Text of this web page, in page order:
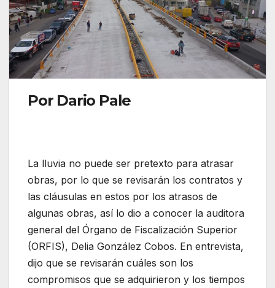
Por Dario Pale
La lluvia no puede ser pretexto para atrasar
obras, por lo que se revisarán los contratos y
las cláusulas en estos por los atrasos de
algunas obras, así lo dio a conocer la auditora
general del Órgano de Fiscalización Superior
(ORFIS), Delia González Cobos. En entrevista,
dijo que se revisarán cuáles son los
compromisos que se adquirieron y los tiempos